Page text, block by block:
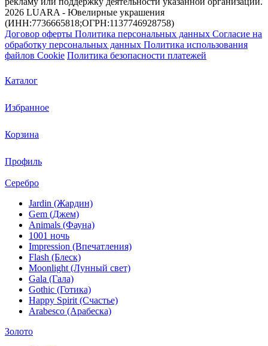
2026 LUARA - Ювелирные украшения
(ИНН:7736665818;ОГРН:1137746928758)
Договор оферты Политика персональных данных Согласие на
обработку персональных данных Политика использования
файлов Cookie Политика безопасности платежей
Каталог
Избранное
Корзина
Профиль
Серебро
Jardin (Жардин)
Gem (Джем)
Animals (Фауна)
1001 ночь
Impression (Впечатления)
Flash (Блеск)
Moonlight (Лунный свет)
Gala (Гала)
Gothic (Готика)
Happy Spirit (Счастье)
Arabesco (Арабеска)
Золото